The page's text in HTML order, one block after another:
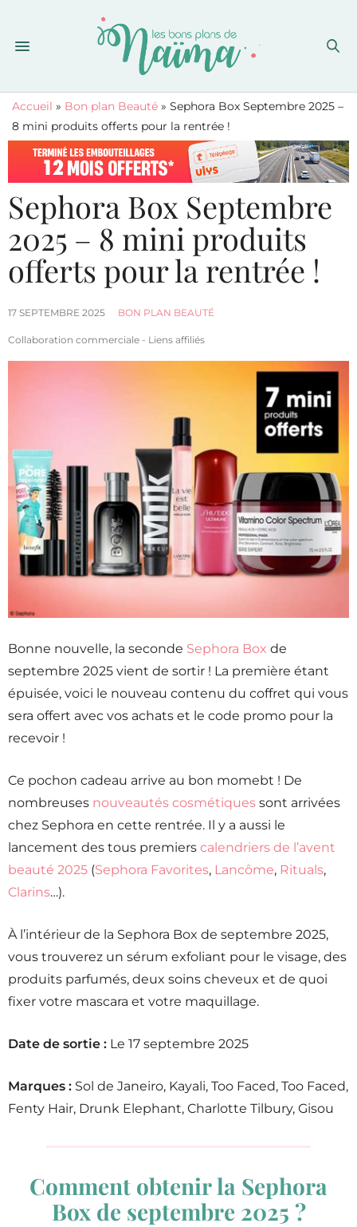
Accueil » Bon plan Beauté » Sephora Box Septembre 2025 –
8 mini produits offerts pour la rentrée !
Sephora Box Septembre
2025 – 8 mini produits
offerts pour la rentrée !
17 SEPTEMBRE 2025 BON PLAN BEAUTÉ
Collaboration commerciale - Liens affiliés
Bonne nouvelle, la seconde Sephora Box de
septembre 2025 vient de sortir ! La première étant
épuisée, voici le nouveau contenu du coffret qui vous
sera offert avec vos achats et le code promo pour la
recevoir !
Ce pochon cadeau arrive au bon momebt ! De
nombreuses nouveautés cosmétiques sont arrivées
chez Sephora en cette rentrée. Il y a aussi le
lancement des tous premiers calendriers de l’avent
beauté 2025 (Sephora Favorites, Lancôme, Rituals,
Clarins…).
À l’intérieur de la Sephora Box de septembre 2025,
vous trouverez un sérum exfoliant pour le visage, des
produits parfumés, deux soins cheveux et de quoi
fixer votre mascara et votre maquillage.
Date de sortie : Le 17 septembre 2025
Marques : Sol de Janeiro, Kayali, Too Faced, Too Faced,
Fenty Hair, Drunk Elephant, Charlotte Tilbury, Gisou
Comment obtenir la Sephora
Box de septembre 2025 ?